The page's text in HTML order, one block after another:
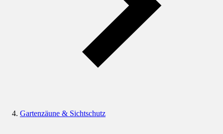
Gartenzäune & Sichtschutz